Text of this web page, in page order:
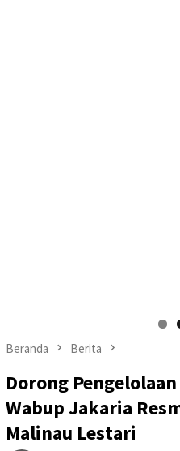
Beranda Berita
Dorong
Wabup Jakaria
Malinau Lestari